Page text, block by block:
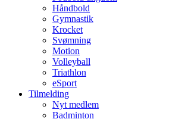
Håndbold
Gymnastik
Krocket
Svømning
Motion
Volleyball
Triathlon
eSport
Tilmelding
Nyt medlem
Badminton